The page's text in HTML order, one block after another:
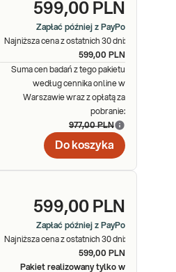
599,00 PLN
Zapłać później z PayPo
Najniższa cena z ostatnich 30 dni:
599,00 PLN
Suma cen badań z tego pakietu
według cennika online w
Warszawie wraz z opłatą za
pobranie:
977,00 PLN
Do koszyka
599,00 PLN
Zapłać później z PayPo
Najniższa cena z ostatnich 30 dni:
599,00 PLN
Pakiet realizowany tylko w